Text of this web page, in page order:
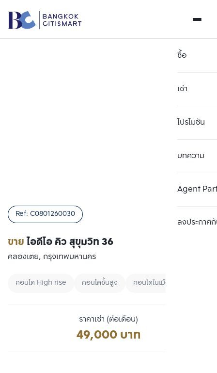
ซื้อ
เช่า
โปรโมชัน
บทความ
Agent
ลงประกาศกั
ขายไอดีโอ คิว สุขุมวิท 36
Ref: C0801260030
คลองเตย, กรุงเทพมหานคร
คอนโด High rise คอนโดชั้นสูง คอนโดในเมือง
ราคาเช่า (ต่อเดือน)
49,000 บาท
เปรียบเทียบ